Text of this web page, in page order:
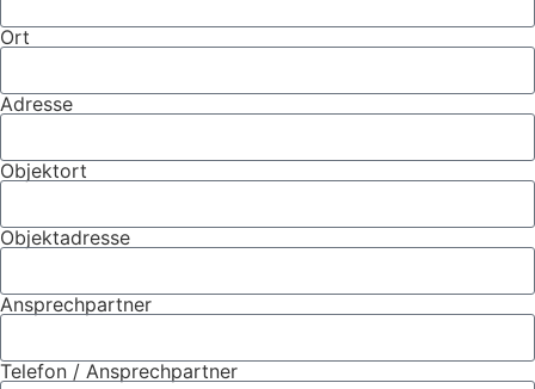
Ort
Adresse
Objektort
Objektadresse
Ansprechpartner
Telefon / Ansprechpartner